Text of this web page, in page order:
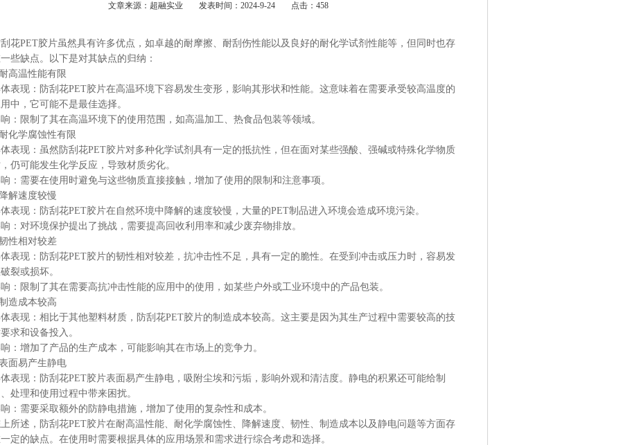
文章来源：超融实业 发表时间：2024-9-24 点击：458
花PET胶片虽然具有许多优点，如卓越的耐摩擦、耐刮伤性能以及良好的耐化学试剂性能等，但同时也存
些缺点。以下是对其缺点的归纳：
高温性能有限
表现：防刮花PET胶片在高温环境下容易发生变形，影响其形状和性能。这意味着在需要承受较高温度的
中，它可能不是最佳选择。
：限制了其在高温环境下的使用范围，如高温加工、热食品包装等领域。
化学腐蚀性有限
表现：虽然防刮花PET胶片对多种化学试剂具有一定的抵抗性，但在面对某些强酸、强碱或特殊化学物质
仍可能发生化学反应，导致材质劣化。
：需要在使用时避免与这些物质直接接触，增加了使用的限制和注意事项。
解速度较慢
表现：防刮花PET胶片在自然环境中降解的速度较慢，大量的PET制品进入环境会造成环境污染。
：对环境保护提出了挑战，需要提高回收利用率和减少废弃物排放。
性相对较差
表现：防刮花PET胶片的韧性相对较差，抗冲击性不足，具有一定的脆性。在受到冲击或压力时，容易发
裂或损坏。
：限制了其在需要高抗冲击性能的应用中的使用，如某些户外或工业环境中的产品包装。
造成本较高
表现：相比于其他塑料材质，防刮花PET胶片的制造成本较高。这主要是因为其生产过程中需要较高的技
求和设备投入。
：增加了产品的生产成本，可能影响其在市场上的竞争力。
面易产生静电
表现：防刮花PET胶片表面易产生静电，吸附尘埃和污垢，影响外观和清洁度。静电的积累还可能给制
处理和使用过程中带来困扰。
：需要采取额外的防静电措施，增加了使用的复杂性和成本。
所述，防刮花PET胶片在耐高温性能、耐化学腐蚀性、降解速度、韧性、制造成本以及静电问题等方面存
定的缺点。在使用时需要根据具体的应用场景和需求进行综合考虑和选择。